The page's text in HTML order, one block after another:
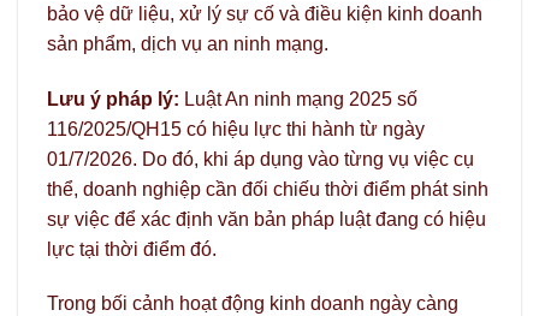
bảo vệ dữ liệu, xử lý sự cố và điều kiện kinh doanh
sản phẩm, dịch vụ an ninh mạng.
Lưu ý pháp lý: Luật An ninh mạng 2025 số
116/2025/QH15 có hiệu lực thi hành từ ngày
01/7/2026. Do đó, khi áp dụng vào từng vụ việc cụ
thể, doanh nghiệp cần đối chiếu thời điểm phát sinh
sự việc để xác định văn bản pháp luật đang có hiệu
lực tại thời điểm đó.
Trong bối cảnh hoạt động kinh doanh ngày càng